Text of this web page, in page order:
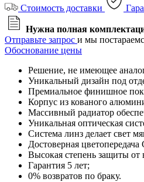
Стоимость доставки
Нужна полная
Отправьте запрос и мы
Обоснование цены
Решение, не имеющее
Уникальный дизайн под
Премиальное финишное
Корпус из кованого
Массивный радиатор
Уникальная оптическая
Система линз делает свет
Достоверная
Высокая степень защиты
Гарантия 5 лет;
0% возвратов по браку.